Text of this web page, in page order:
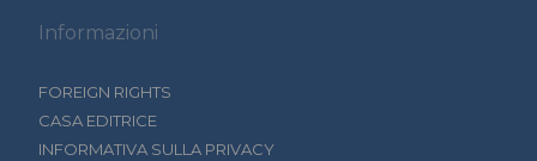
Informazioni
FOREIGN RIGHTS
CASA EDITRICE
INFORMATIVA SULLA PRIVACY